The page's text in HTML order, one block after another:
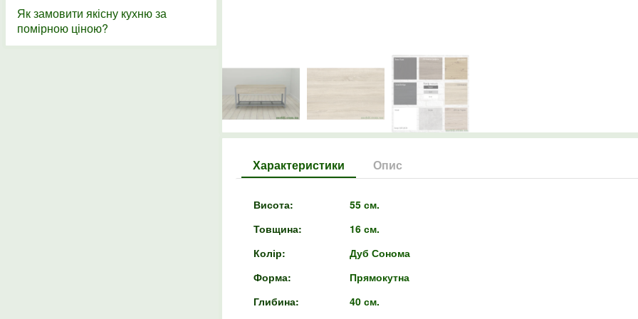
Характеристики Опис
Висота:
55 см.
Товщина:
16 см.
Колір:
Дуб Сонома
Форма:
Прямокутна
Глибина:
40 см.
Як замовити якісну кухню за
помірною ціною?